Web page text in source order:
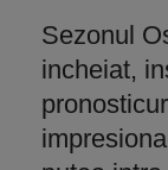
Sezonul
incheiat,